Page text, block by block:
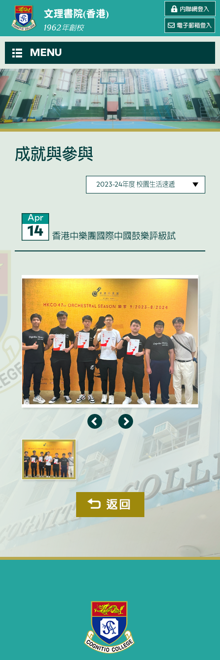
文理書院(香港)
1962年創校
MENU
成就與參與
Apr
14 香港中樂團國際中國鼓樂評級試